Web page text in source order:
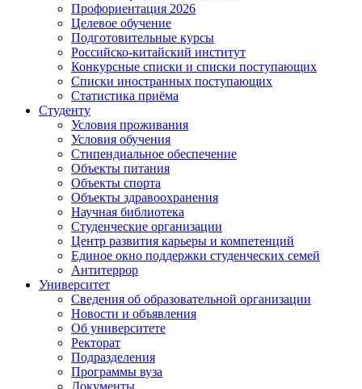
Профориентация 2026
Целевое обучение
Подготовительные курсы
Российско-китайский институт
Конкурсные списки и списки поступающих
Списки иностранных поступающих
Статистика приёма
Студенту
Условия проживания
Условия обучения
Стипендиальное обеспечение
Объекты питания
Объекты спорта
Объекты здравоохранения
Научная библиотека
Студенческие организации
Центр развития карьеры и компетенций
Единое окно поддержки студенческих семей
Антитеррор
Университет
Сведения об образовательной организации
Новости и объявления
Об университете
Ректорат
Подразделения
Программы вуза
Документы